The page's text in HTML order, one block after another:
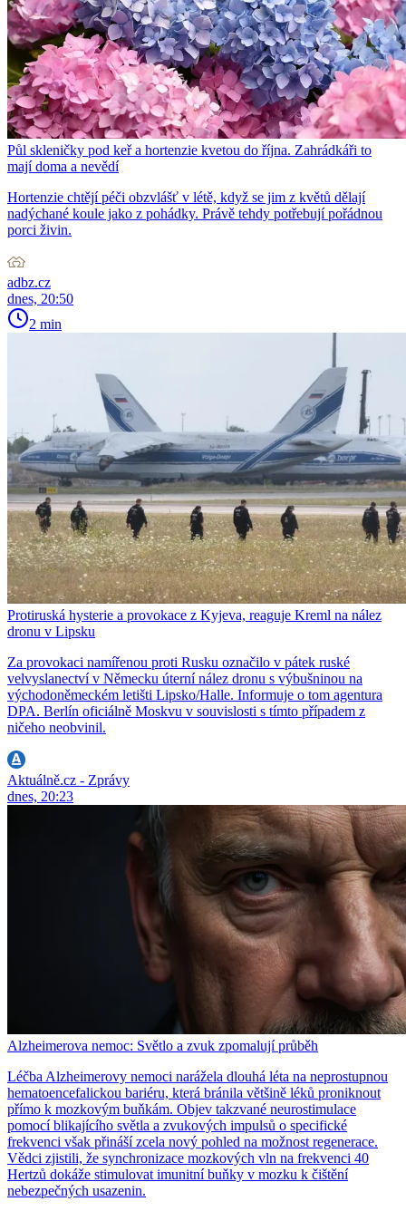
Půl skleničky pod keř a hortenzie kvetou do října. Zahrádkáři to
mají doma a nevědí
Hortenzie chtějí péči obzvlášť v létě, když se jim z květů dělají
nadýchané koule jako z pohádky. Právě tehdy potřebují pořádnou
porci živin.
adbz.cz
dnes, 20:50
2 min
Protiruská hysterie a provokace z Kyjeva, reaguje Kreml na nález
dronu v Lipsku
Za provokaci namířenou proti Rusku označilo v pátek ruské
velvyslanectví v Německu úterní nález dronu s výbušninou na
východoněmeckém letišti Lipsko/Halle. Informuje o tom agentura
DPA. Berlín oficiálně Moskvu v souvislosti s tímto případem z
ničeho neobvinil.
Aktuálně.cz - Zprávy
dnes, 20:23
Alzheimerova nemoc: Světlo a zvuk zpomalují průběh
Léčba Alzheimerovy nemoci narážela dlouhá léta na neprostupnou
hematoencefalickou bariéru, která bránila většině léků proniknout
přímo k mozkovým buňkám. Objev takzvané neurostimulace
pomocí blikajícího světla a zvukových impulsů o specifické
frekvenci však přináší zcela nový pohled na možnost regenerace.
Vědci zjistili, že synchronizace mozkových vln na frekvenci 40
Hertzů dokáže stimulovat imunitní buňky v mozku k čištění
nebezpečných usazenin.